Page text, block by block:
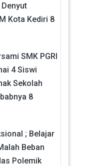
Kota Kediri 8
SMK PGRI
4 Siswi
Sekolah
8
; Belajar
Beban
Polemik